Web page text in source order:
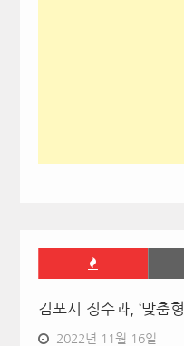
김포시 징수과, ‘맞춤
2022년 11월 16일